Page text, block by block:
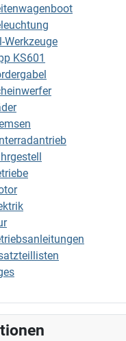
Werkzeuge
KS601